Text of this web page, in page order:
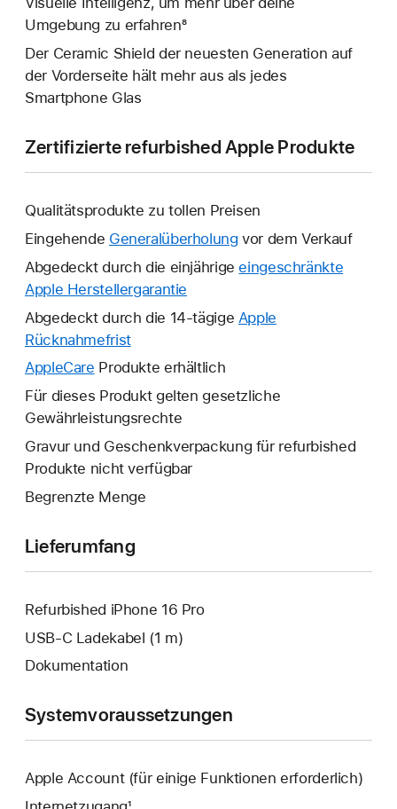
Umgebung zu erfahren⁸
Der Ceramic Shield der neuesten Generation auf
der Vorderseite hält mehr aus als jedes
Smartphone Glas
Zertifizierte refurbished Apple Produkte
Qualitätsprodukte zu tollen Preisen
Eingehende Generalüberholung vor dem Verkauf
Abgedeckt durch die einjährige eingeschränkte
Apple Herstellergarantie
neues
geöffnet.
Abgedeckt durch die 14-tägige Apple
RücknahmefristEin
neues
wird
geöffnet.
AppleCare Ein
neues
Fenster
geöffnet.
Produkte erhältlich
Für dieses Produkt gelten gesetzliche
Gewährleistungsrechte
Gravur und Geschenkverpackung für refurbished
Produkte nicht verfügbar
Begrenzte Menge
Lieferumfang
Refurbished iPhone 16 Pro
USB‑C Ladekabel (1 m)
Dokumentation
Systemvoraussetzungen
Apple Account (für einige Funktionen erforderlich)